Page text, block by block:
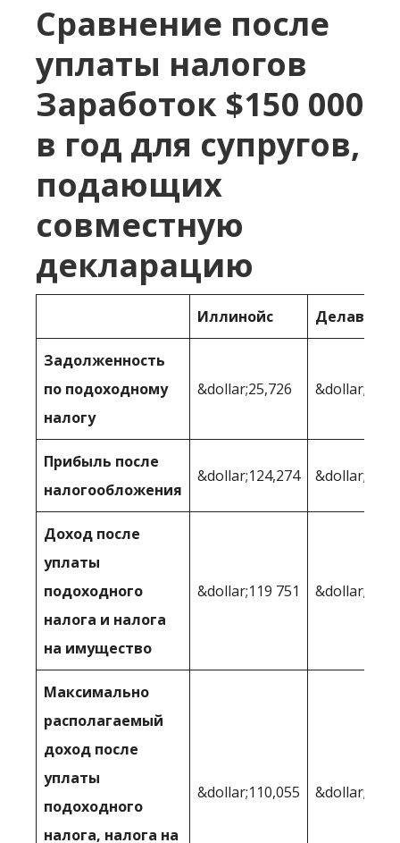
Сравнение после
уплаты налогов
Заработок $150 000
в год для супругов,
подающих
совместную
декларацию
Иллинойс Делавер
Задолженность
по подоходному
налогу
&dollar;25,726
Прибыль после
налогообложения
&dollar;124,274
Доход после
уплаты
подоходного
налога и налога
на имущество
&dollar;119 751
Максимально
располагаемый
доход после
уплаты
подоходного
налога, налога на
&dollar;110,055